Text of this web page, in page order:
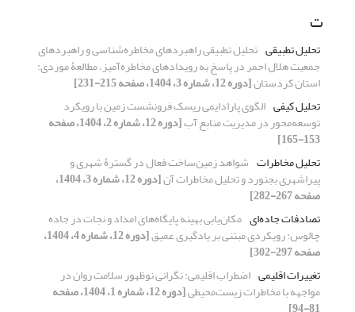
ت
تحلیل تطبیقی تحلیل تطبیقی راهبردهای مخاطره‌شناسی و راهبردهای
جمعیت هلال احمر در پاسخ به رویدادهای مخاطره‌آمیز، مطالعۀ موردی:
استان کردستان[دوره 12، شماره 3، 1404، صفحه 215-231]
تحلیل کیفی الگوی پارادایمی ریسک فرونشست زمین با رویکرد
توسعه‌محور در مدیریت منابع آب [دوره 12، شماره 2، 1404، صفحه
153-165]
تحلیل مخاطرات شواهد زمین‌ساخت فعال در گسترۀ شهری و
پیراشهری بجنورد و تحلیل مخاطرات آن [دوره 12، شماره 3، 1404،
صفحه 267-282]
تصادفات جاده‌ای مکان‌یابی بهینه پایگاه‌های امداد و نجات در جاده
چالوس: رویکردی مبتنی بر یادگیری عمیق [دوره 12، شماره 4، 1404،
صفحه 297-302]
تغییرات اقلیمی اضطراب اقلیمی: نگرانی نوظهور سلامت روان در
مواجهه با مخاطرات زیست‌محیطی [دوره 12، شماره 1، 1404، صفحه